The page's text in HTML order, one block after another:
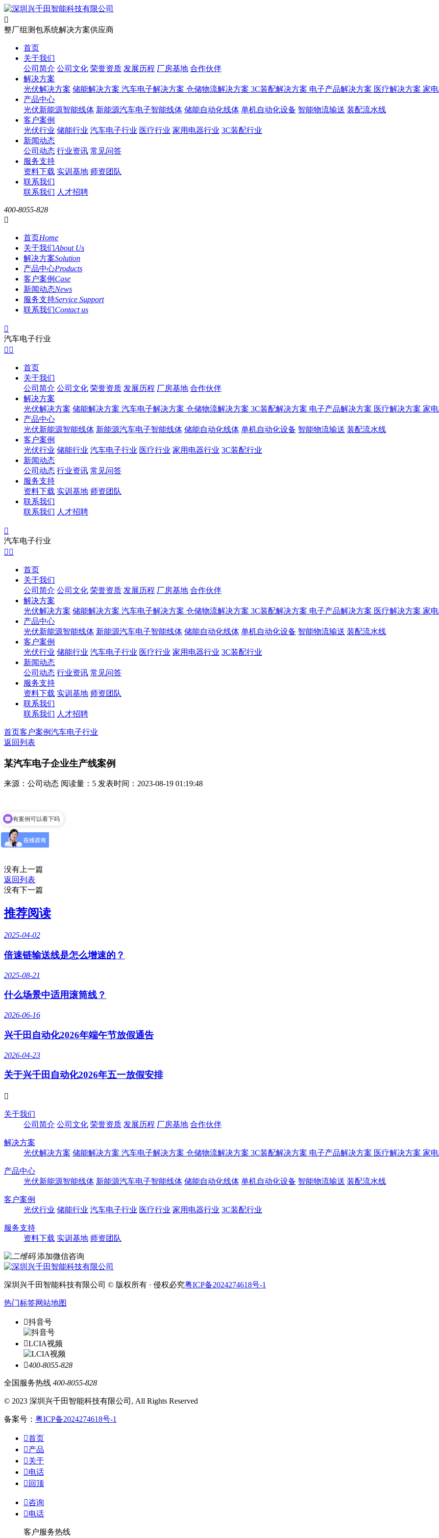

整厂组测包系统解决方案供应商
首页
关于我们
公司简介 公司文化 荣誉资质 发展历程 厂房基地 合作伙伴
解决方案
光伏解决方案 储能解决方案 汽车电子解决方案 仓储物流解决方案 3C装配解决方案 电子产品解决方案 医疗解决方案 家
产品中心
光伏新能源智能线体 新能源汽车电子智能线体 储能自动化线体 单机自动化设备 智能物流输送 装配流水线
客户案例
光伏行业 储能行业 汽车电子行业 医疗行业 家用电器行业 3C装配行业
新闻动态
公司动态 行业资讯 常见问答
服务支持
资料下载 实训基地 师资团队
联系我们
联系我们 人才招聘
400-8055-828

首页Home
关于我们About Us
解决方案Solution
产品中心Products
客户案例 Case
新闻动态News
服务支持Service Support
联系我们Contact us

汽车电子行业
 
首页
关于我们
公司简介 公司文化 荣誉资质 发展历程 厂房基地 合作伙伴
解决方案
光伏解决方案 储能解决方案 汽车电子解决方案 仓储物流解决方案 3C装配解决方案 电子产品解决方案 医疗解决方案 家
产品中心
光伏新能源智能线体 新能源汽车电子智能线体 储能自动化线体 单机自动化设备 智能物流输送 装配流水线
客户案例
光伏行业 储能行业 汽车电子行业 医疗行业 家用电器行业 3C装配行业
新闻动态
公司动态 行业资讯 常见问答
服务支持
资料下载 实训基地 师资团队
联系我们
联系我们 人才招聘

汽车电子行业
 
首页
关于我们
公司简介 公司文化 荣誉资质 发展历程 厂房基地 合作伙伴
解决方案
光伏解决方案 储能解决方案 汽车电子解决方案 仓储物流解决方案 3C装配解决方案 电子产品解决方案 医疗解决方案 家
产品中心
光伏新能源智能线体 新能源汽车电子智能线体 储能自动化线体 单机自动化设备 智能物流输送 装配流水线
客户案例
光伏行业 储能行业 汽车电子行业 医疗行业 家用电器行业 3C装配行业
新闻动态
公司动态 行业资讯 常见问答
服务支持
资料下载 实训基地 师资团队
联系我们
联系我们 人才招聘
首页客户案例汽车电子行业
返回列表
某汽车电子企业生产线案例
来源：公司动态 阅读量：5 发表时间：2023-08-19 01:19:48
没有上一篇
返回列表
没有下一篇
推荐阅读
2025-04-02
倍速链输送线是怎么增速的？
2025-08-21
什么场景中适用滚筒线？
2026-06-16
兴千田自动化2026年端午节放假通告
2026-04-23
关于兴千田自动化2026年五一放假安排

关于我们
公司简介 公司文化 荣誉资质 发展历程 厂房基地 合作伙伴
解决方案
光伏解决方案 储能解决方案 汽车电子解决方案 仓储物流解决方案 3C装配解决方案 电子产品解决方案 医疗解决方案 家
产品中心
光伏新能源智能线体 新能源汽车电子智能线体 储能自动化线体 单机自动化设备 智能物流输送 装配流水线
客户案例
光伏行业 储能行业 汽车电子行业 医疗行业 家用电器行业 3C装配行业
服务支持
资料下载 实训基地 师资团队
添加微信咨询
深圳兴千田智能科技有限公司 © 版权所有 · 侵权必究粤ICP备2024274618号-1
热门标签网站地图
抖音号
LCIA视频
400-8055-828
全国服务热线 400-8055-828
© 2023 深圳兴千田智能科技有限公司, All Rights Reserved
备案号： 粤ICP备2024274618号-1
首页
产品
关于
电话
 回顶
咨询
电话
客户服务热线
有案例可以看下吗